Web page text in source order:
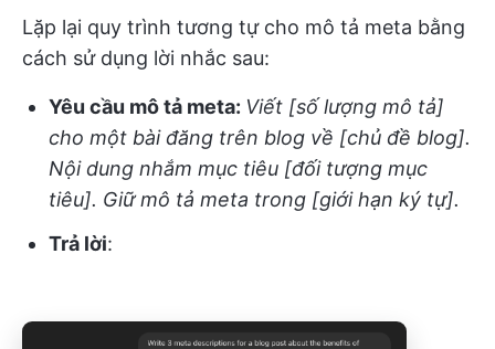
Lặp lại quy trình tương tự cho mô tả meta bằng
cách sử dụng lời nhắc sau:
Yêu cầu mô tả meta: Viết [số lượng mô tả]
cho một bài đăng trên blog về [chủ đề blog].
Nội dung nhắm mục tiêu [đối tượng mục
tiêu]. Giữ mô tả meta trong [giới hạn ký tự].
Trả lời: